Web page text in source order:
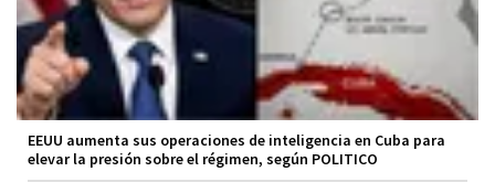
EEUU aumenta sus operaciones de inteligencia en Cuba para
elevar la presión sobre el régimen, según POLITICO